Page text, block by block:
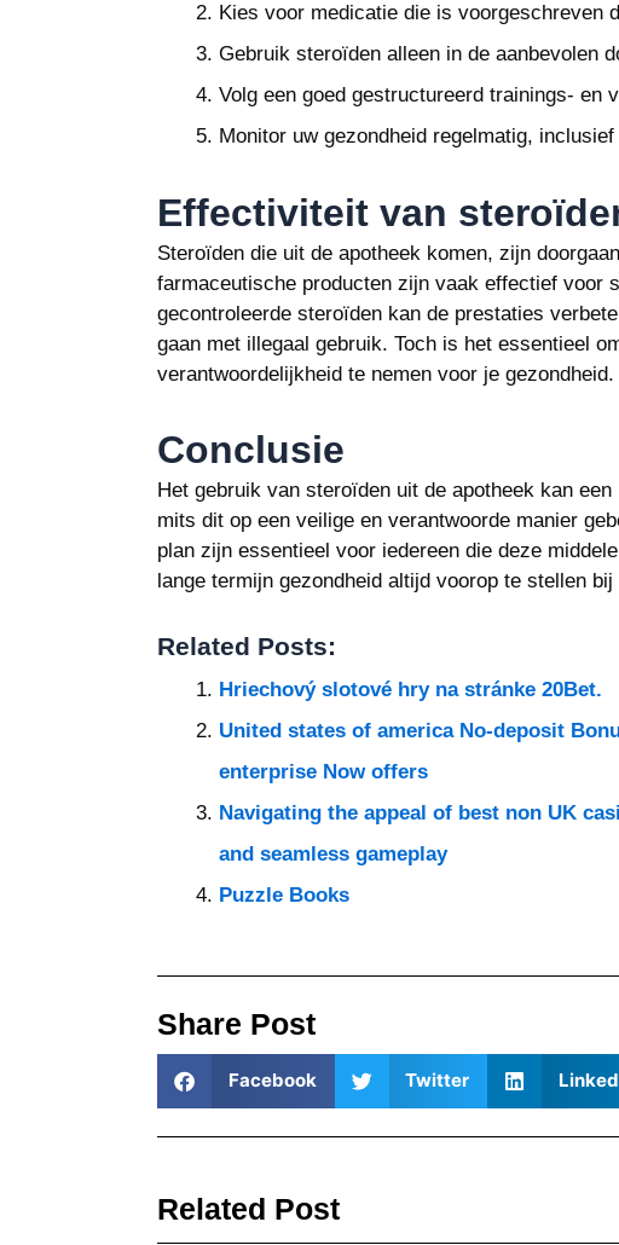
Kies voor medicatie die is voorgeschreven
Gebruik steroïden alleen in de aanbevolen
Volg een goed gestructureerd trainings- en
Monitor uw gezondheid regelmatig,
Effectiviteit van
Steroïden die uit de apotheek komen, zijn
farmaceutische producten zijn vaak effectief voor
gecontroleerde steroïden kan de prestaties
gaan met illegaal gebruik. Toch is het essentieel
verantwoordelijkheid te nemen voor je gezondheid.
Conclusie
Het gebruik van steroïden uit de apotheek kan
mits dit op een veilige en verantwoorde manier
plan zijn essentieel voor iedereen die deze
lange termijn gezondheid altijd voorop te stellen
Related Posts:
Hriechový slotové hry na stránke 20Bet.
United states of america No-deposit
enterprise Now offers
Navigating the appeal of best non UK
and seamless gameplay
Puzzle Books
Share Post
Facebook Twitter
Related Post